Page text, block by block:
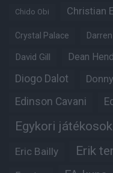
Chido Obi Christian
Crystal Palace
David Gill Dean
Diogo Dalot
Edinson Cavani
Egykori játékosok
Eric Bailly Erik